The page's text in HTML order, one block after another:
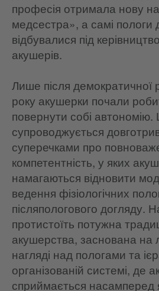
професія отримала нову
медсестра», а самі пологи
відбувалися під
акушерів.
Лише після демократичної
року акушерки почали
повернути собі
супроводжується
суперечками про
компетентність, у яких
намагаються відновити
ведення фізіологічних
післяпологового догляду.
протистоїть потужна
акушерства, заснована на
нагляді над пологами та
організованій системі, де
сприймається насамперед